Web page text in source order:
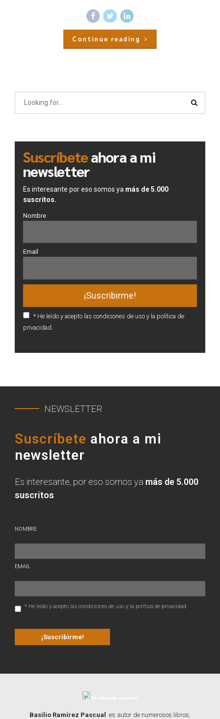
Continue reading
Suscríbeteahora a mi
newsletter
Es interesante por eso somos ya más de 5.000
suscritos.
Nombre
Email
* He leído y acepto las condiciones de uso y la política de
privacidad.
NEWSLETTER
Suscríbete ahora a mi
newsletter
Es interesante, por eso somos ya más de 5.000
suscritos
NOMBRE
EMAIL
* He leído y acepto las condiciones de uso y la política de privacidad.
Basilio Ramírez Pascual es autor de numerosos libros,